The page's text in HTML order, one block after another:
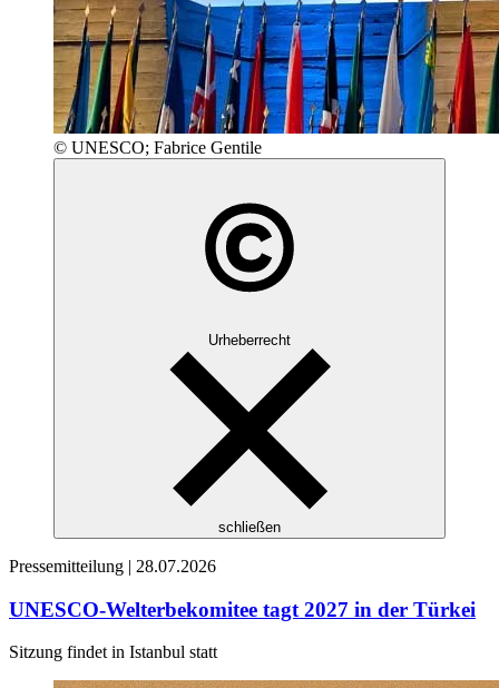
© UNESCO; Fabrice Gentile
Urheberrecht
schließen
Pressemitteilung | 28.07.2026
UNESCO-Welterbekomitee tagt 2027 in der Türkei
Sitzung findet in Istanbul statt